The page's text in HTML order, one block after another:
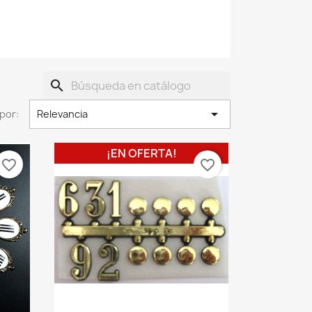
search
Relevancia 
favorite_border
¡EN OFERTA!
favorite_border